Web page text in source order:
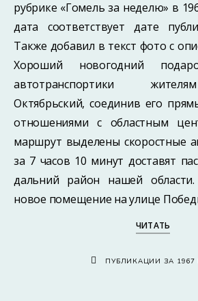
рубрике «Гомель за неделю» в
дата соответствует дате
Также добавил в текст фото с
Хороший новогодний
автотранспортики
Октябрьский, соединив его
отношениями с областным
маршрут выделены скоростные
за 7 часов 10 минут доставят
дальний район нашей
новое помещение на улице
ЧИТАТЬ
ПУБЛИКАЦИИ ЗА 1967